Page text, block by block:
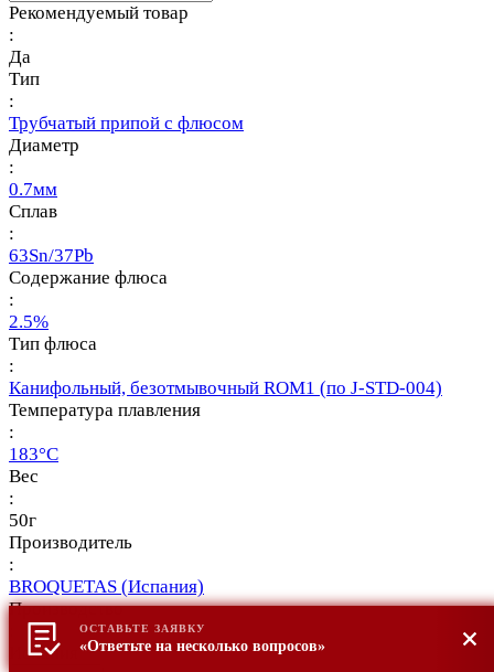
Рекомендуемый товар
:
Да
Тип
:
Трубчатый припой с флюсом
Диаметр
:
0.7мм
Сплав
:
63Sn/37Pb
Содержание флюса
:
2.5%
Тип флюса
:
Канифольный, безотмывочный ROM1 (по J-STD-004)
Температура плавления
:
183°С
Вес
:
50г
Производитель
:
BROQUETAS (Испания)
Производство
Испания
ОСТАВЬТЕ ЗАЯВКУ
«Ответьте на несколько вопросов»